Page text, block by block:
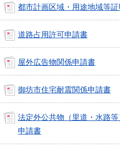
都市計画区域・用途地域等
道路占用許可申請書
屋外広告物関係申請書
御坊市住宅耐震関係申請書
法定外公共物（里道・水路
申請書